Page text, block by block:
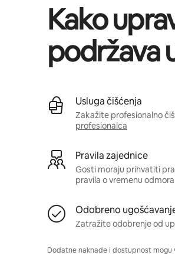
Kako
podržava
Usluga čišćenja
Zakažite profesionalno
profesionalca
Pravila zajednice
Gosti moraju prihvatiti
pravila o vremenu
Odobreno
Zatražite odobrenje od
Dodatne naknade i dostupnost